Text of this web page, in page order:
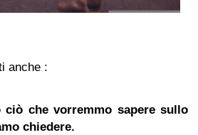
anche :
che vorremmo sapere sullo
chiedere.